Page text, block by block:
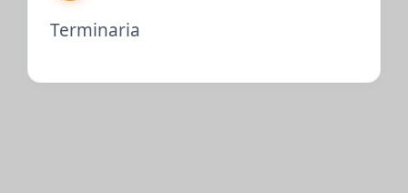
Terminaria